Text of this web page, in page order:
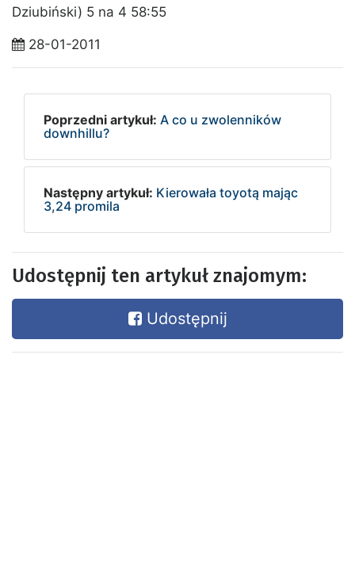
Dziubiński) 5 na 4 58:55
28-01-2011
Poprzedni artykuł: A co u zwolenników
downhillu?
Następny artykuł: Kierowała toyotą mając
3,24 promila
Udostępnij ten artykuł znajomym:
Udostępnij